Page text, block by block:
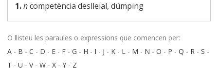
1.ncompetència deslleial, dúmping
O llisteu les paraules o expressions que comencen per:
A - B - C - D - E - F - G - H - I - J - K - L - M - N - O - P - Q - R - S -
T - U - V- W - X - Y - Z